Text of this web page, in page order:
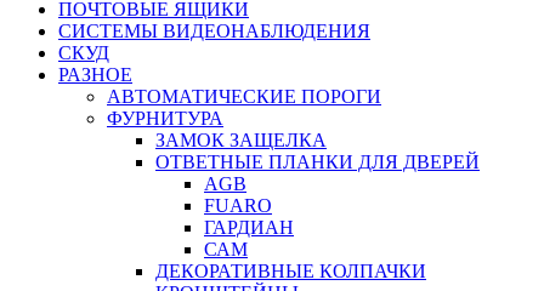
ПОЧТОВЫЕ ЯЩИКИ
СИСТЕМЫ ВИДЕОНАБЛЮДЕНИЯ
СКУД
РАЗНОЕ
АВТОМАТИЧЕСКИЕ ПОРОГИ
ФУРНИТУРА
ЗАМОК ЗАЩЕЛКА
ОТВЕТНЫЕ ПЛАНКИ ДЛЯ ДВЕРЕЙ
AGB
FUARO
ГАРДИАН
САМ
ДЕКОРАТИВНЫЕ КОЛПАЧКИ